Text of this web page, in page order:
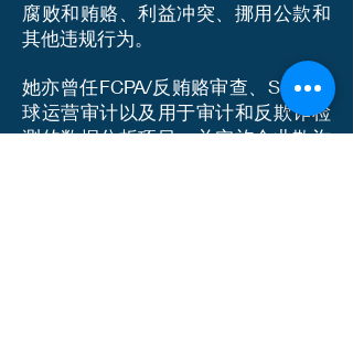
腐败和贿赂、利益冲突、挪用公款和
其他违规行为。
她亦曾任FCPA/反贿赂审查、SOX/全
球运营审计以及用于审计和反欺诈检
测的数据分析项目。并实施企业欺诈